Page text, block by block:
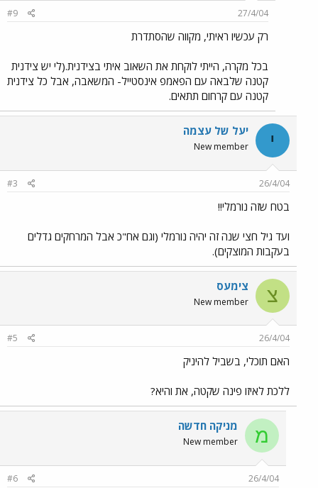
27/4/04
#9
רק עכשיו ראיתי, מקווה שהסתדרת
בכל מקרה, הייתי לוקחת את השאוב איתי בצידנית.(לי יש צידנית
קטנה שלבאה עם הפאמפ אינסטייל- המשאבה, אבל כל צידנית
קטנה עם קרחום תתאים.
י יעל של עצמה
New member
26/4/04
#3
בטח שזה נורמלי!!
ועד גיל חצי שנה זה יהיה נורמלי (וגם אח"כ אבל המרחקים גדלים
בעקבות המוצקים).
צ צימעס
New member
26/4/04
#5
האם תוכלי, בשביל להיניק
ללכת לאיזו פינה שקטה, את והיא?
מ מניקה חדשה
New member
26/4/04
#6